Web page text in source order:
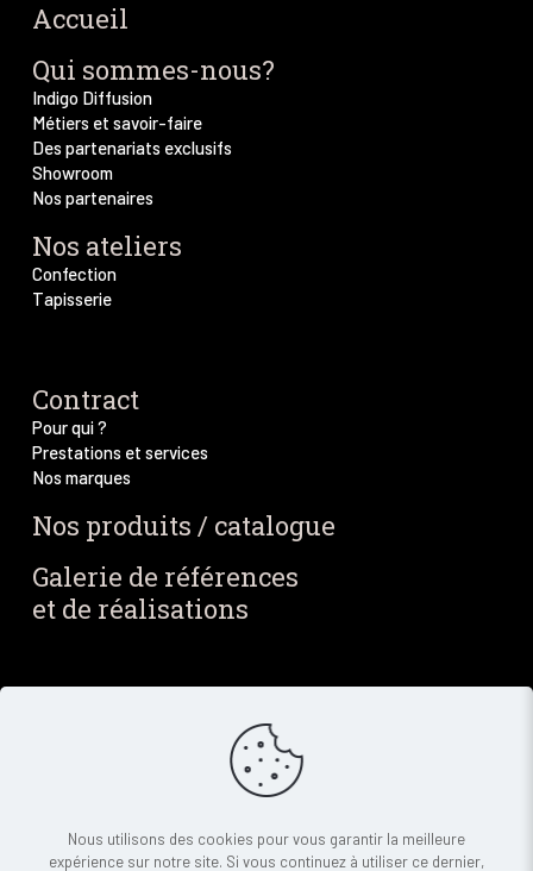
Accueil
Qui sommes-nous?
Indigo Diffusion
Métiers et savoir-faire
Des partenariats exclusifs
Showroom
Nos partenaires
Nos ateliers
Confection
Tapisserie
Contract
Pour qui ?
Prestations et services
Nos marques
Nos produits / catalogue
Galerie de références
et de réalisations
Contact
Nous utilisons des cookies pour vous garantir la meilleure
expérience sur notre site. Si vous continuez à utiliser ce dernier,